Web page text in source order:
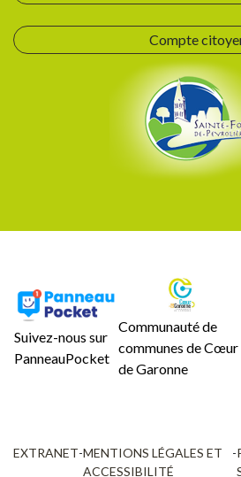
Compte
Suivez-nous sur
PanneauPocket
Communauté de
communes de Cœur
de Garonne
EXTRANET-MENTIONS LÉGALES ET
ACCESSIBILITÉ
-